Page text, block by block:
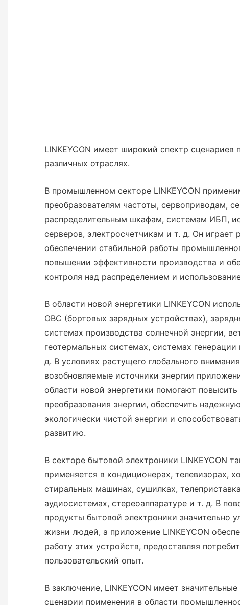
LINKEYCON имеет широкий спектр сценариев
различных отраслях.
В промышленном секторе LINKEYCON
преобразователям частоты, сервоприводам,
распределительным шкафам, системам ИБП,
серверов, электросчетчикам и т. д. Он
обеспечении стабильной работы
повышении эффективности производства и
контроля над распределением и
В области новой энергетики LINKEYCON
OBC (бортовых зарядных устройствах),
системах производства солнечной энергии,
геотермальных системах, системах генерации
д. В условиях растущего глобального
возобновляемые источники энергии
области новой энергетики помогают
преобразования энергии, обеспечить
экологически чистой энергии и
развитию.
В секторе бытовой электроники LINKEYCON
применяется в кондиционерах, телевизорах,
стиральных машинах, сушилках,
аудиосистемах, стереоаппаратуре и т. д. В
продукты бытовой электроники значительно
жизни людей, а приложение LINKEYCON
работу этих устройств, предоставляя
пользовательский опыт.
В заключение, LINKEYCON имеет
сценарии применения в области